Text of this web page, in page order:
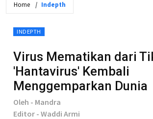
Home Indepth
INDEPTH
Virus Mematikan dari
'Hantavirus' Kembali
Menggemparkan Dunia
Oleh - Mandra
Editor - Waddi Armi